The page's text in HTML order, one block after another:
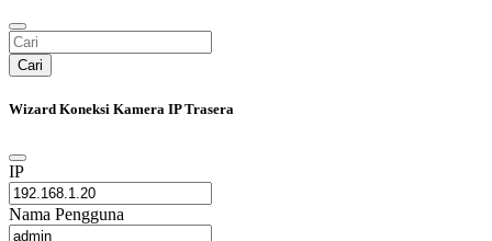
Cari
Wizard Koneksi Kamera IP Trasera
IP
Nama Pengguna